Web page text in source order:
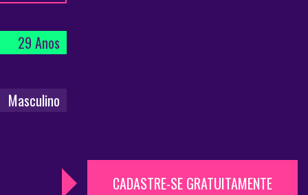
29 Anos
Masculino
CADASTRE-SE GRATUITAMENTE